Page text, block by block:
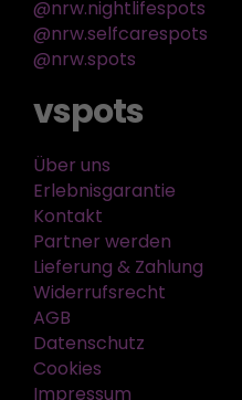
@nrw.nightlifespots
@nrw.selfcarespots
@nrw.spots
vspots
Über uns
Erlebnisgarantie
Kontakt
Partner werden
Lieferung & Zahlung
Widerrufsrecht
AGB
Datenschutz
Cookies
Impressum